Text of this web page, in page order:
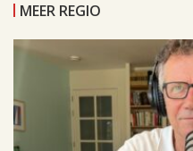
MEER REGIO